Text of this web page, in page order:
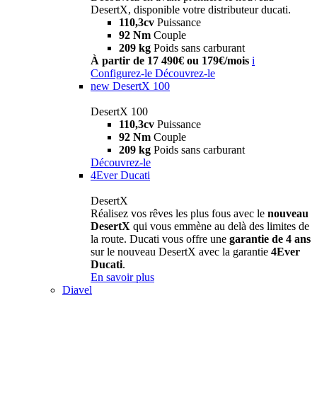
DesertX, disponible votre distributeur ducati.
110,3cv Puissance
92 Nm Couple
209 kg Poids sans carburant
À partir de 17 490€ ou 179€/mois i
Configurez-le Découvrez-le
new DesertX 100
DesertX 100
110,3cv Puissance
92 Nm Couple
209 kg Poids sans carburant
Découvrez-le
4Ever Ducati
DesertX
Réalisez vos rêves les plus fous avec le nouveau
DesertX qui vous emmène au delà des limites de
la route. Ducati vous offre une garantie de 4 ans
sur le nouveau DesertX avec la garantie 4Ever
Ducati.
En savoir plus
Diavel